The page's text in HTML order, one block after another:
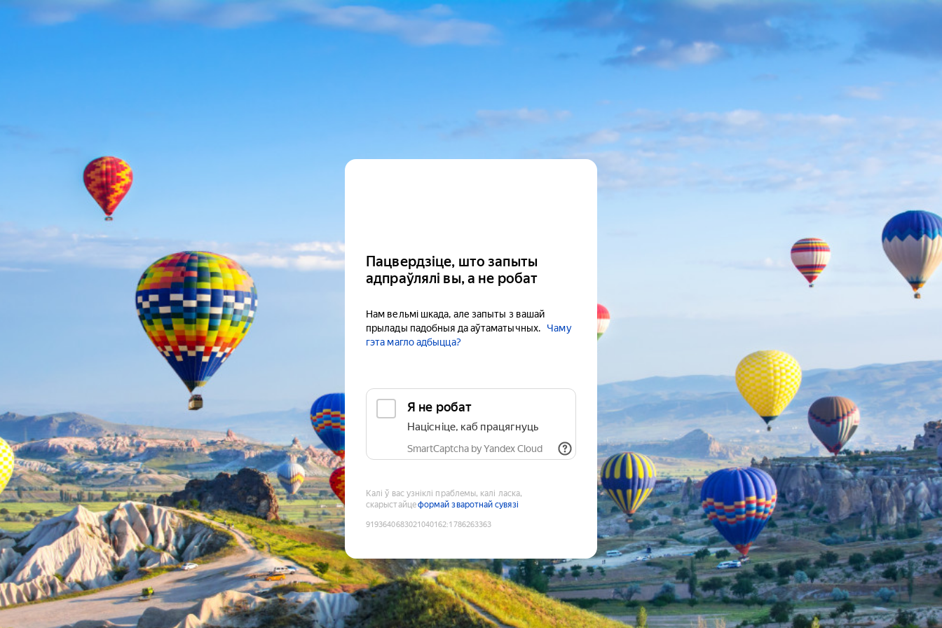
Пацвердзіце, што запыты
адпраўлялі вы, а не робат
Нам вельмі шкада, але запыты з вашай
прылады падобныя да аўтаматычных.
Чаму
гэта магло адбыцца?
Я не робат
Націсніце, каб працягнуць
SmartCaptcha by Yandex Cloud
Калі ў вас узніклі праблемы, калі ласка,
скарыстайцеформай зваротнай сувязі
9193640683021040162:1786263363